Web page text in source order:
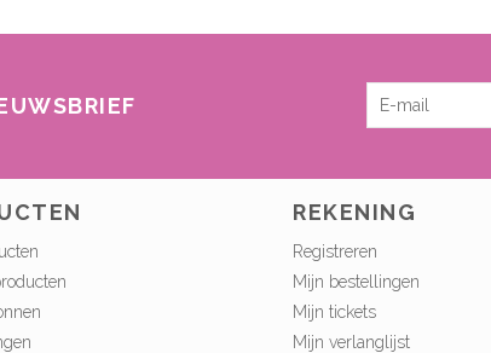
REKENING
Registreren
Mijn bestellingen
Mijn tickets
Mijn verlanglijst